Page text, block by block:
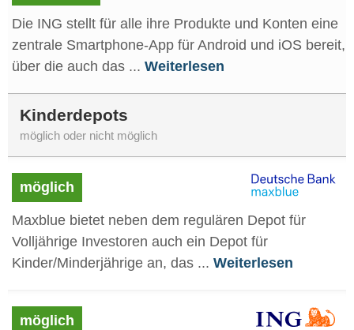
Die ING stellt für alle ihre Produkte und Konten eine
zentrale Smartphone-App für Android und iOS bereit,
über die auch das ... Weiterlesen
Kinderdepots
möglich oder nicht möglich
möglich
Maxblue bietet neben dem regulären Depot für
Volljährige Investoren auch ein Depot für
Kinder/Minderjährige an, das ... Weiterlesen
möglich